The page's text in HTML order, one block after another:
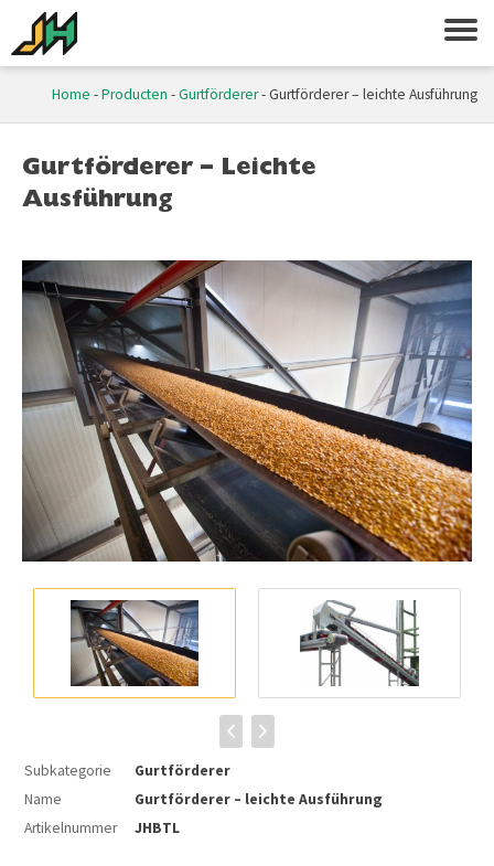
Home -Producten -Gurtförderer-Gurtförderer – leichte Ausführung
Gurtförderer – Leichte
Ausführung
Subkategorie
Gurtförderer
Name
Gurtförderer – leichte Ausführung
Artikelnummer
JHBTL